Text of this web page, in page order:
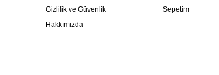
Gizlilik ve Güvenlik
Hakkımızda
Sepetim